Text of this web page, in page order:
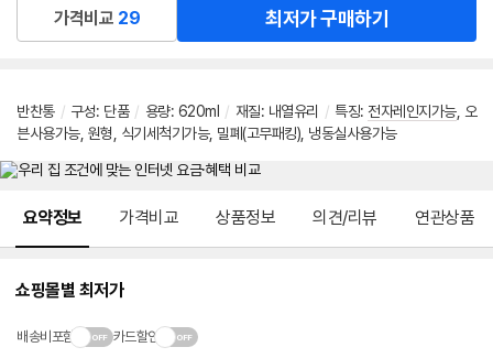
가격비교 29 최저가 구매하기
반찬통 / 구성: 단품 / 용량: 620ml / 재질: 내열유리 / 특징: 전자레인지가능, 오
븐사용가능, 원형 식기세척기가능, 밀폐(고무패킹) 냉동실사용가능
요약정보 가격비교 상품정보 의견/리뷰 연관상품
쇼핑몰별 최저가
배송비포함 카드할인